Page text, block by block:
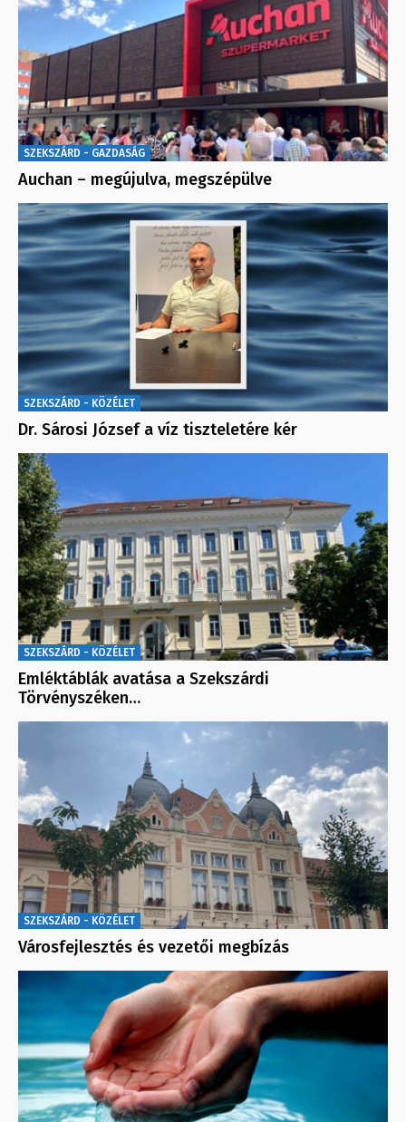
SZEKSZÁRD - GAZDASÁG
Auchan – megújulva, megszépülve
SZEKSZÁRD - KÖZÉLET
Dr. Sárosi József a víz tiszteletére kér
SZEKSZÁRD - KÖZÉLET
Emléktáblák avatása a Szekszárdi
Törvényszéken…
SZEKSZÁRD - KÖZÉLET
Városfejlesztés és vezetői megbízás